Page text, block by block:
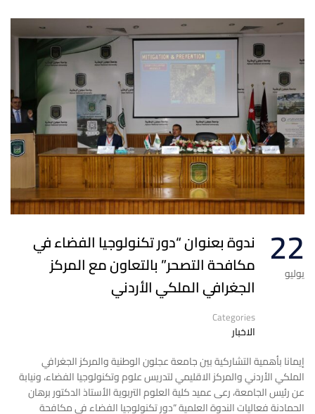
22
يوليو
ندوة بعنوان “دور تكنولوجيا الفضاء في
مكافحة التصحر” بالتعاون مع المركز
الجغرافي الملكي الأردني
Categories
الاخبار
إيمانا بأهمية التشاركية بين جامعة عجلون الوطنية والمركز الجغرافي
الملكي الأردني والمركز الاقليمي لتدريس علوم وتكنولوجيا الفضاء، ونيابة
عن رئيس الجامعة، رعى عميد كلية العلوم التربوية الأستاذ الدكتور برهان
الحمادنة فعاليات الندوة العلمية “دور تكنولوجيا الفضاء في مكافحة